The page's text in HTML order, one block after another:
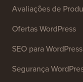
Avaliações de
Ofertas WordPress
SEO para WordPress
Segurança